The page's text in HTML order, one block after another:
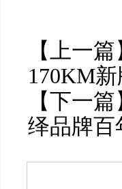
【上一篇
170KM
【下一篇
绎品牌百